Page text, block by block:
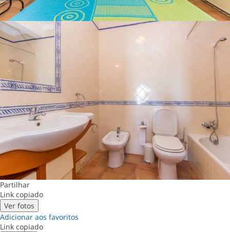
Partilhar
Link copiado
Ver fotos
Adicionar aos favoritos
Link copiado